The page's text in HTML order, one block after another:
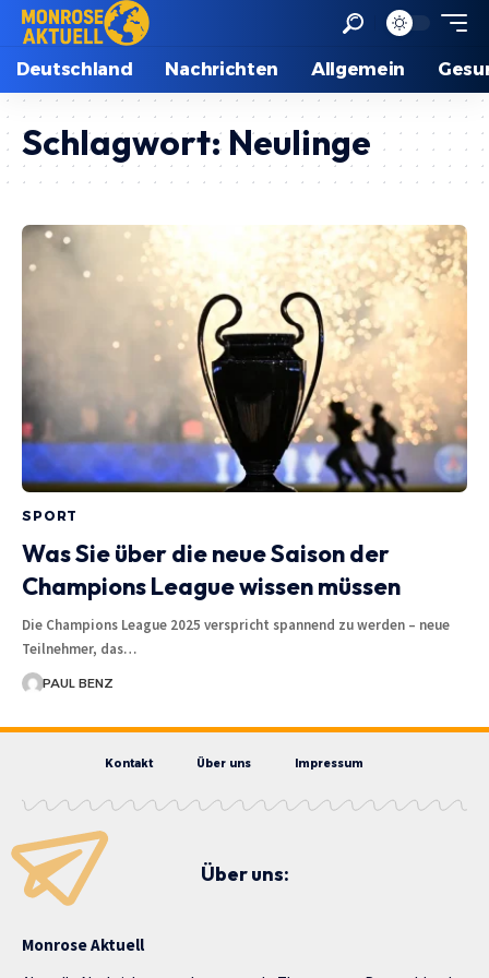
Deutschland Nachrichten Allgemein
Schlagwort: Neulinge
SPORT
Was Sie über die neue Saison der
Champions League wissen müssen
Die Champions League 2025 verspricht spannend zu werden – neue
Teilnehmer, das…
PAUL BENZ
Kontakt Über uns Impressum
Über uns:
Monrose Aktuell